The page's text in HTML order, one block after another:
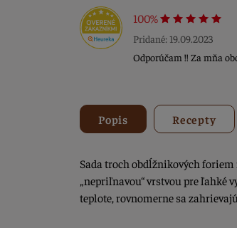
100%
Pridané: 19.09.2023
Odporúčam !! Za mňa
Popis Recepty
Sada troch obdĺžnikových
„nepriľnavou“ vrstvou pre ľahké
teplote, rovnomerne sa